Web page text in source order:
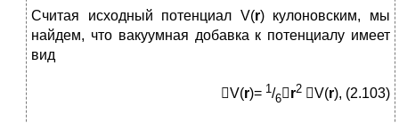
Считая исходный потенциал V(r) кулоновским, мы
найдем, что вакуумная добавка к потенциалу имеет
вид
V(r)= 1/6r2 V(r), (2.103)